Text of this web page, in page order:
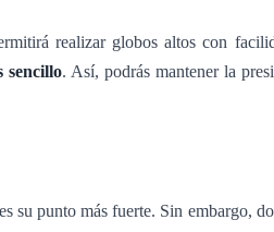
realizar globos altos con
sencillo. Así, podrás mantener la
su punto más fuerte. Sin embargo,